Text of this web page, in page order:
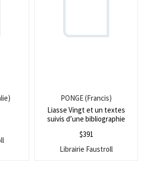
Liasse Vingt et un textes
suivis d’une bibliographie
PONGE (Francis)
$391
Librairie Faustroll